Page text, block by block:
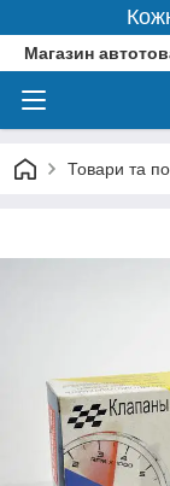
Магазин
Товари та